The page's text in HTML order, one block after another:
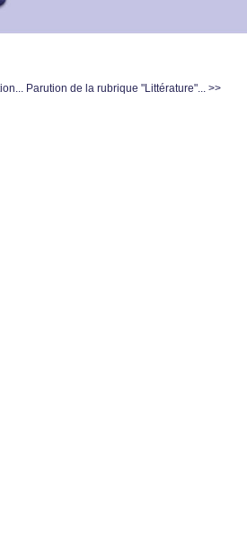
Parution de la rubrique "Littérature"... >>